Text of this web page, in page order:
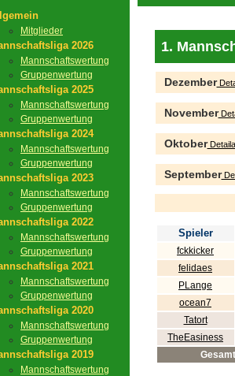
Mitglieder
2026
Mannschaftswertung
Gruppenwertung
2025
Mannschaftswertung
Gruppenwertung
2024
Mannschaftswertung
Gruppenwertung
2023
Mannschaftswertung
Gruppenwertung
2022
Mannschaftswertung
Gruppenwertung
2021
Mannschaftswertung
Gruppenwertung
2020
Mannschaftswertung
Gruppenwertung
2019
Mannschaftswertung
1.
Dezember
November
Oktober
September
Spieler
fckkicker
felidaes
PLange
ocean7
Tatort
TheEasiness
Gesamt